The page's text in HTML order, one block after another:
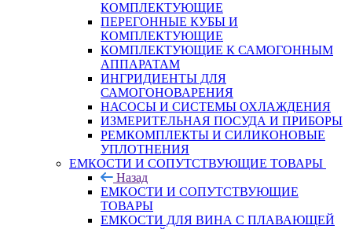
КОМПЛЕКТУЮЩИЕ
ПЕРЕГОННЫЕ КУБЫ И
КОМПЛЕКТУЮЩИЕ
КОМПЛЕКТУЮЩИЕ К САМОГОННЫМ
АППАРАТАМ
ИНГРИДИЕНТЫ ДЛЯ
САМОГОНОВАРЕНИЯ
НАСОСЫ И СИСТЕМЫ ОХЛАЖДЕНИЯ
ИЗМЕРИТЕЛЬНАЯ ПОСУДА И ПРИБОРЫ
РЕМКОМПЛЕКТЫ И СИЛИКОНОВЫЕ
УПЛОТНЕНИЯ
ЕМКОСТИ И СОПУТСТВУЮЩИЕ ТОВАРЫ
Назад
ЕМКОСТИ И СОПУТСТВУЮЩИЕ
ТОВАРЫ
ЕМКОСТИ ДЛЯ ВИНА С ПЛАВАЮЩЕЙ